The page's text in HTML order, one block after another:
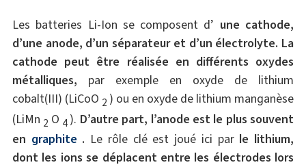
Les batteries Li-Ion se composent d’ une cathode,
d’une anode, d’un séparateur et d’un électrolyte. La
cathode peut être réalisée en différents oxydes
métalliques, par exemple en oxyde de lithium
cobalt(III) (LiCoO 2) ou en oxyde de lithium manganèse
(LiMn 2 O 4 ). D’autre part, l’anode est le plus souvent
en graphite . Le rôle clé est joué ici par le lithium,
dont les ions se déplacent entre les électrodes lors